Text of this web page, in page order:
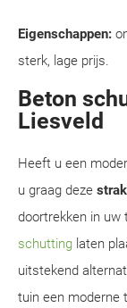
Eigenschappen:
sterk, lage prijs.
Beton
Liesveld
Heeft u een
u graag deze
doortrekken in uw
schutting laten
uitstekend
tuin een moderne